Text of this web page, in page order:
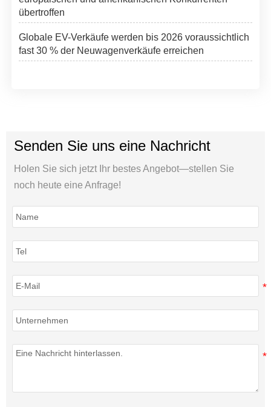
übertroffen
Globale EV-Verkäufe werden bis 2026 voraussichtlich
fast 30 % der Neuwagenverkäufe erreichen
Senden Sie uns eine Nachricht
Holen Sie sich jetzt Ihr bestes Angebot—stellen Sie
noch heute eine Anfrage!